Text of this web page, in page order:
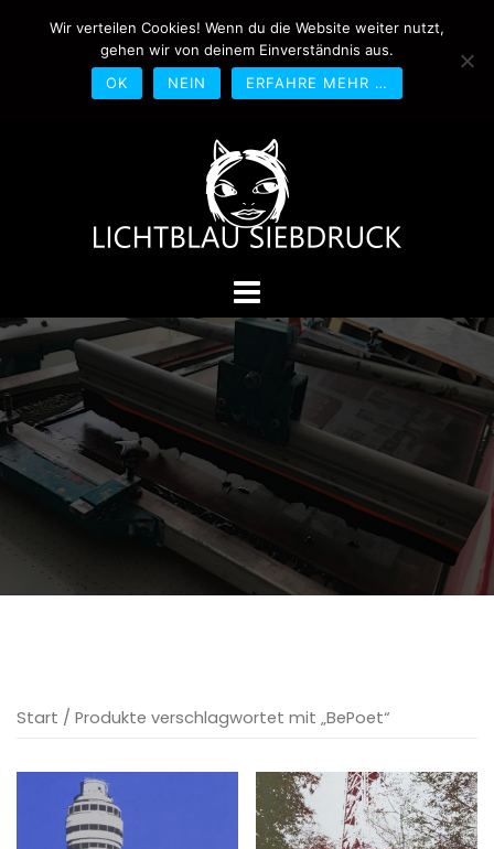
0170-4800361
drucken@lichtblau-
siebdruck.de
Schwedlerstraße 1 - 5 60314
Frankfurt
Start / Produkte verschlagwortet mit „BePoet“
Wir verteilen Cookies! Wenn du die Website weiter nutzt,
gehen wir von deinem Einverständnis aus.
OK
NEIN ERFAHRE MEHR …